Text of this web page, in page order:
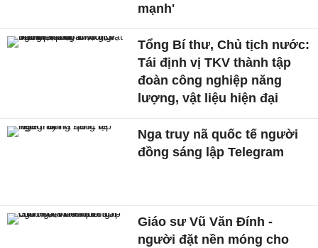
mạnh'
Tổng Bí thư, Chủ tịch nước:
Tái định vị TKV thành tập
đoàn công nghiệp năng
lượng, vật liệu hiện đại
Nga truy nã quốc tế người
đồng sáng lập Telegram
Giáo sư Vũ Văn Đính -
người đặt nền móng cho